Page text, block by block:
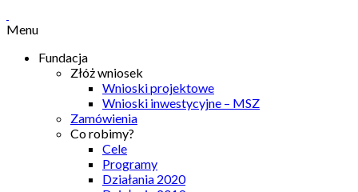
Menu
Fundacja
Złóż wniosek
Wnioski projektowe
Wnioski inwestycyjne – MSZ
Zamówienia
Co robimy?
Cele
Programy
Działania 2020